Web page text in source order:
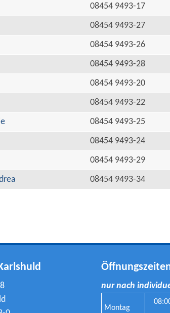
08454 9493-17
08454 9493-27
08454 9493-26
08454 9493-28
08454 9493-20
08454 9493-22
08454 9493-25
08454 9493-24
08454 9493-29
08454 9493-34
nur nach
Montag